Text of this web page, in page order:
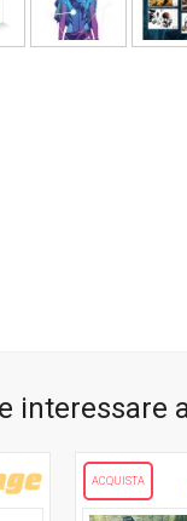
interessare
ACQUISTA